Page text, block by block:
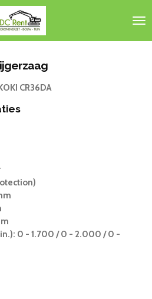
CR36DA
0 - 1.700 / 0 - 2.000 / 0 -